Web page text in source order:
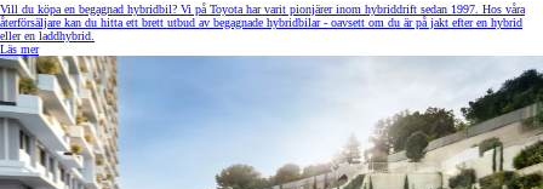
Vill du köpa en begagnad hybridbil? Vi på Toyota har varit pionjärer inom hybriddrift sedan 1997. Hos våra
återförsäljare kan du hitta ett brett utbud av begagnade hybridbilar - oavsett om du är på jakt efter en hybrid
eller en laddhybrid.
Läs mer